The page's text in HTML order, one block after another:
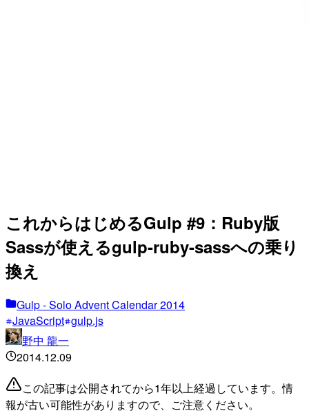
これからはじめるGulp #9：Ruby版
Sassが使えるgulp-ruby-sassへの乗り
換え
Gulp - Solo Advent Calendar 2014
JavaScript gulp.js
野中 龍一
2014.12.09
この記事は公開されてから1年以上経過しています。情
報が古い可能性がありますので、ご注意ください。